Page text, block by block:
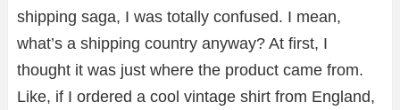
shipping saga, I was totally confused. I mean,
what’s a shipping country anyway? At first, I
thought it was just where the product came from.
Like, if I ordered a cool vintage shirt from England,